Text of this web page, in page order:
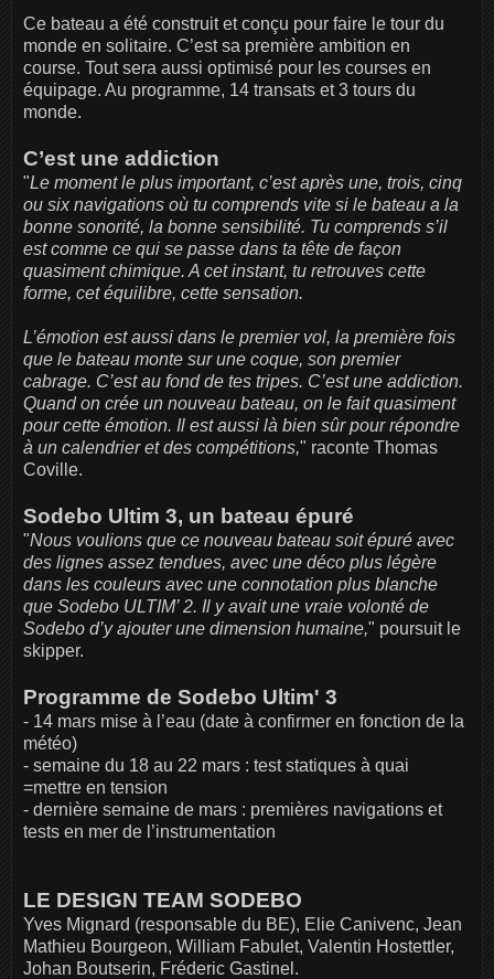
Ce bateau a été construit et conçu pour faire le tour du
monde en solitaire. C’est sa première ambition en
course. Tout sera aussi optimisé pour les courses en
équipage. Au programme, 14 transats et 3 tours du
monde.
C’est une addiction
"Le moment le plus important, c’est après une, trois, cinq
ou six navigations où tu comprends vite si le bateau a la
bonne sonorité, la bonne sensibilité. Tu comprends s’il
est comme ce qui se passe dans ta tête de façon
quasiment chimique. A cet instant, tu retrouves cette
forme, cet équilibre, cette sensation.
L’émotion est aussi dans le premier vol, la première fois
que le bateau monte sur une coque, son premier
cabrage. C’est au fond de tes tripes. C’est une addiction.
Quand on crée un nouveau bateau, on le fait quasiment
pour cette émotion. Il est aussi là bien sûr pour répondre
à un calendrier et des compétitions," raconte Thomas
Coville.
Sodebo Ultim 3, un bateau épuré
"Nous voulions que ce nouveau bateau soit épuré avec
des lignes assez tendues, avec une déco plus légère
dans les couleurs avec une connotation plus blanche
que Sodebo ULTIM’ 2. Il y avait une vraie volonté de
Sodebo d’y ajouter une dimension humaine," poursuit le
skipper.
Programme de Sodebo Ultim' 3
- 14 mars mise à l’eau (date à confirmer en fonction de la
météo)
- semaine du 18 au 22 mars : test statiques à quai
=mettre en tension
- dernière semaine de mars : premières navigations et
tests en mer de l’instrumentation
LE DESIGN TEAM SODEBO
Yves Mignard (responsable du BE), Elie Canivenc, Jean
Mathieu Bourgeon, William Fabulet, Valentin Hostettler,
Johan Boutserin, Fréderic Gastinel.